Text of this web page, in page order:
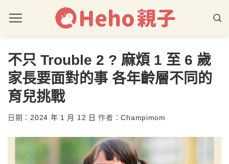
不只 Trouble 2 ? 麻煩 1 至 6 歲
家長要面對的事 各年齡層不同的
育兒挑戰
日期： 2024 年 1 月 12 日 作者：Champimom